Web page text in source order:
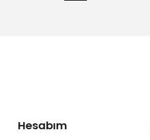
Hesabım